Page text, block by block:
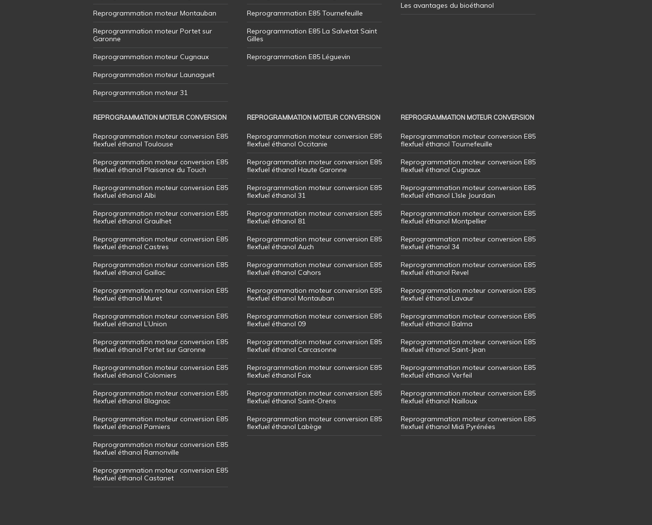
Reprogrammation moteur Montauban
Reprogrammation moteur Portet sur
Garonne
Reprogrammation moteur Cugnaux
Reprogrammation moteur Launaguet
Reprogrammation moteur 31
Reprogrammation E85 Tournefeuille
Reprogrammation E85 La Salvetat Saint
Gilles
Reprogrammation E85 Léguevin
Les avantages du bioéthanol
REPROGRAMMATION MOTEUR CONVERSION
Reprogrammation moteur conversion E85
flexfuel éthanol Toulouse
Reprogrammation moteur conversion E85
flexfuel éthanol Plaisance du Touch
Reprogrammation moteur conversion E85
flexfuel éthanol Albi
Reprogrammation moteur conversion E85
flexfuel éthanol Graulhet
Reprogrammation moteur conversion E85
flexfuel éthanol Castres
Reprogrammation moteur conversion E85
flexfuel éthanol Gaillac
Reprogrammation moteur conversion E85
flexfuel éthanol Muret
Reprogrammation moteur conversion E85
flexfuel éthanol L’Union
Reprogrammation moteur conversion E85
flexfuel éthanol Portet sur Garonne
Reprogrammation moteur conversion E85
flexfuel éthanol Colomiers
Reprogrammation moteur conversion E85
flexfuel éthanol Blagnac
Reprogrammation moteur conversion E85
flexfuel éthanol Pamiers
Reprogrammation moteur conversion E85
flexfuel éthanol Ramonville
Reprogrammation moteur conversion E85
flexfuel éthanol Castanet
REPROGRAMMATION MOTEUR CONVERSION
Reprogrammation moteur conversion E85
flexfuel éthanol Occitanie
Reprogrammation moteur conversion E85
flexfuel éthanol Haute Garonne
Reprogrammation moteur conversion E85
flexfuel éthanol 31
Reprogrammation moteur conversion E85
flexfuel éthanol 81
Reprogrammation moteur conversion E85
flexfuel éthanol Auch
Reprogrammation moteur conversion E85
flexfuel éthanol Cahors
Reprogrammation moteur conversion E85
flexfuel éthanol Montauban
Reprogrammation moteur conversion E85
flexfuel éthanol 09
Reprogrammation moteur conversion E85
flexfuel éthanol Carcasonne
Reprogrammation moteur conversion E85
flexfuel éthanol Foix
Reprogrammation moteur conversion E85
flexfuel éthanol Saint-Orens
Reprogrammation moteur conversion E85
flexfuel éthanol Labège
REPROGRAMMATION MOTEUR CONVERSION
Reprogrammation moteur conversion E85
flexfuel éthanol Tournefeuille
Reprogrammation moteur conversion E85
flexfuel éthanol Cugnaux
Reprogrammation moteur conversion E85
flexfuel éthanol L’Isle Jourdain
Reprogrammation moteur conversion E85
flexfuel éthanol Montpellier
Reprogrammation moteur conversion E85
flexfuel éthanol 34
Reprogrammation moteur conversion E85
flexfuel éthanol Revel
Reprogrammation moteur conversion E85
flexfuel éthanol Lavaur
Reprogrammation moteur conversion E85
flexfuel éthanol Balma
Reprogrammation moteur conversion E85
flexfuel éthanol Saint-Jean
Reprogrammation moteur conversion E85
flexfuel éthanol Verfeil
Reprogrammation moteur conversion E85
flexfuel éthanol Nailloux
Reprogrammation moteur conversion E85
flexfuel éthanol Midi Pyrénées